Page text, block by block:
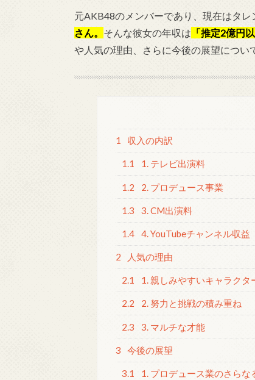
元AKB48のメンバーであり、現在はタレ
さん。 そんな彼女の年収は 「推定2億円以
や人気の理由、さらに今後の展望につい
1 収入の内訳
1.1 1. テレビ出演料
1.2 2. プロデュース事業
1.3 3. CM出演料
1.4 4. YouTubeチャンネル収益
2 人気の理由
2.1 1. 親しみやすいキャラクタ
2.2 2. 努力と挑戦の積み重ね
2.3 3. マルチな才能
3 今後の展望
3.1 1. プロデュース業のさらな